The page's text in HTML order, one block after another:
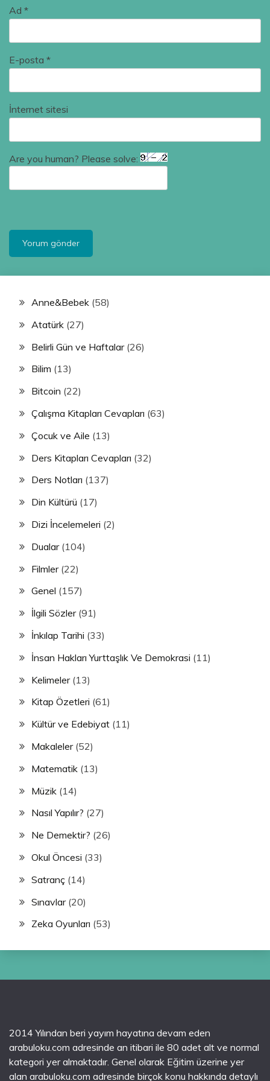
Ad *
E-posta *
İnternet sitesi
Are you human? Please solve:
Anne&Bebek (58)
Atatürk (27)
Belirli Gün ve Haftalar(26)
Bilim (13)
Bitcoin (22)
Çalışma Kitapları Cevapları (63)
Çocuk ve Aile (13)
Ders Kitapları Cevapları (32)
Ders Notları (137)
Din Kültürü (17)
Dizi İncelemeleri (2)
Dualar(104)
Filmler(22)
Genel (157)
İlgili Sözler(91)
İnkılap Tarihi (33)
İnsan Hakları Yurttaşlık Ve Demokrasi (11)
Kelimeler(13)
Kitap Özetleri (61)
Kültür ve Edebiyat (11)
Makaleler(52)
Matematik (13)
Müzik (14)
Nasıl Yapılır? (27)
Ne Demektir? (26)
Okul Öncesi (33)
Satranç (14)
Sınavlar(20)
Zeka Oyunları (53)
2014 Yılından beri yayım hayatına devam eden
arabuloku.com adresinde an itibari ile 80 adet alt ve normal
kategori yer almaktadır. Genel olarak Eğitim üzerine yer
alan arabuloku.com adresinde birçok konu hakkında detaylı